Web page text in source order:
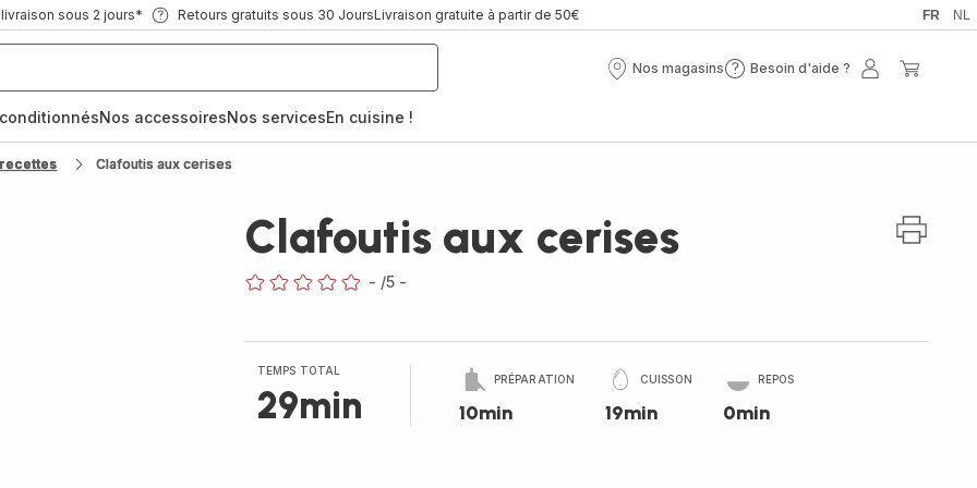
sous 2 jours* Retours gratuits sous 30 JoursLivraison gratuite à partir de 50€ FR NL
Nos magasins
Nos
Besoin d'aide ?
Besoin
Mon
Nos accessoiresNos servicesEn cuisine !
Clafoutis aux cerises
Clafoutis aux cerises
- /5 -
TEMPS TOTAL
29min
PRÉPARATION
10min
CUISSON
19min
REPOS
0min